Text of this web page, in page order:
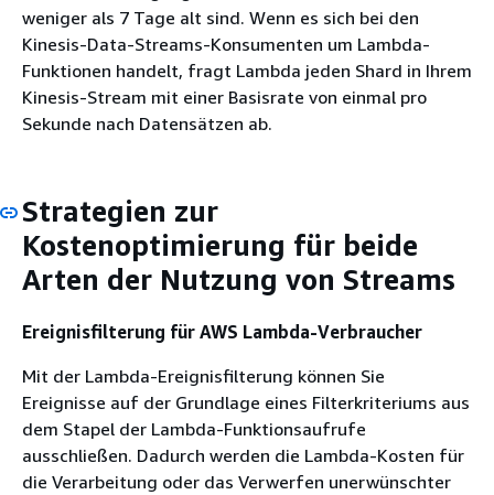
weniger als 7 Tage alt sind. Wenn es sich bei den
Kinesis-Data-Streams-Konsumenten um Lambda-
Funktionen handelt, fragt Lambda jeden Shard in Ihrem
Kinesis-Stream mit einer Basisrate von einmal pro
Sekunde nach Datensätzen ab.
Strategien zur
Kostenoptimierung für beide
Arten der Nutzung von Streams
Ereignisfilterung für AWS Lambda-Verbraucher
Mit der Lambda-Ereignisfilterung können Sie
Ereignisse auf der Grundlage eines Filterkriteriums aus
dem Stapel der Lambda-Funktionsaufrufe
ausschließen. Dadurch werden die Lambda-Kosten für
die Verarbeitung oder das Verwerfen unerwünschter